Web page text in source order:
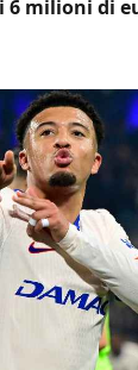
6 milioni di